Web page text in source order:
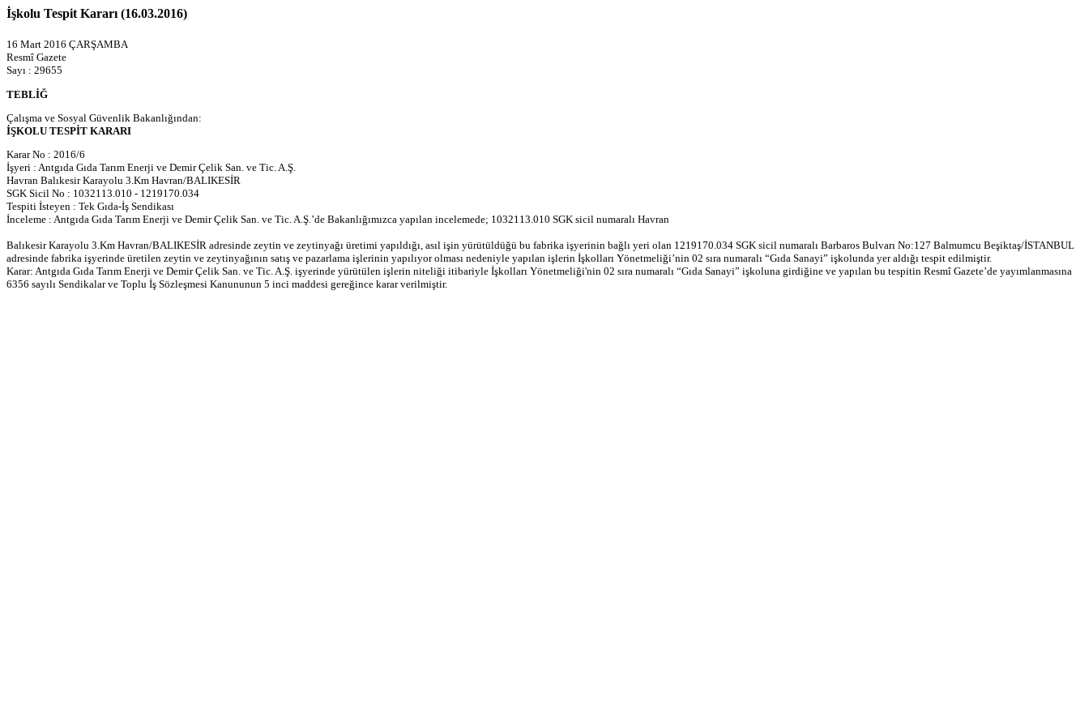
İşkolu Tespit Kararı (16.03.2016)
16 Mart 2016 ÇARŞAMBA
Resmî Gazete
Sayı : 29655
TEBLİĞ
Çalışma ve Sosyal Güvenlik Bakanlığından:
İŞKOLU TESPİT KARARI
Karar No : 2016/6
İşyeri : Antgıda Gıda Tarım Enerji ve Demir Çelik San. ve Tic. A.Ş.
Havran Balıkesir Karayolu 3.Km Havran/BALIKESİR
SGK Sicil No : 1032113.010 - 1219170.034
Tespiti İsteyen : Tek Gıda-İş Sendikası
İnceleme : Antgıda Gıda Tarım Enerji ve Demir Çelik San. ve Tic. A.Ş.’de Bakanlığımızca yapılan incelemede; 1032113.010 SGK sicil numaralı Havran
Balıkesir Karayolu 3.Km Havran/BALIKESİR adresinde zeytin ve zeytinyağı üretimi yapıldığı, asıl işin yürütüldüğü bu fabrika işyerinin bağlı yeri olan 1219170.034 SGK sicil numaralı Barbaros Bulvarı No:127 Balmumcu Beşiktaş/İSTANBUL
adresinde fabrika işyerinde üretilen zeytin ve zeytinyağının satış ve pazarlama işlerinin yapılıyor olması nedeniyle yapılan işlerin İşkolları Yönetmeliği’nin 02 sıra numaralı “Gıda Sanayi” işkolunda yer aldığı tespit edilmiştir.
Karar: Antgıda Gıda Tarım Enerji ve Demir Çelik San. ve Tic. A.Ş. işyerinde yürütülen işlerin niteliği itibariyle İşkolları Yönetmeliği'nin 02 sıra numaralı “Gıda Sanayi” işkoluna girdiğine ve yapılan bu tespitin Resmî Gazete’de yayımlanmasına
6356 sayılı Sendikalar ve Toplu İş Sözleşmesi Kanununun 5 inci maddesi gereğince karar verilmiştir.